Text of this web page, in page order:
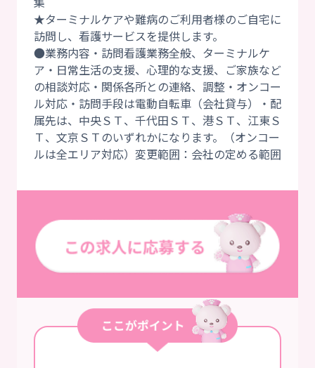
★ターミナルケアや難病のご利用者様のご自宅に
訪問し、看護サービスを提供します。
●業務内容・訪問看護業務全般、ターミナルケ
ア・日常生活の支援、心理的な支援、ご家族など
の相談対応・関係各所との連絡、調整・オンコー
ル対応・訪問手段は電動自転車（会社貸与）・配
属先は、中央ＳＴ、千代田ＳＴ、港ＳＴ、江東Ｓ
Ｔ、文京ＳＴのいずれかになります。（オンコー